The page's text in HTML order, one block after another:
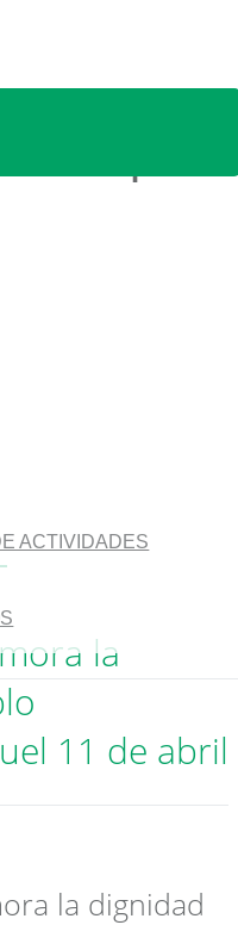
ACTIVIDADES
de Parques
la
11 de abril
la dignidad